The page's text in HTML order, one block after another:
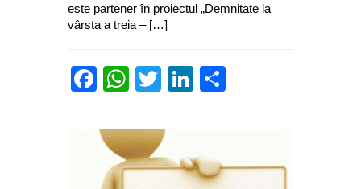
este partener în proiectul „Demnitate la
vârsta a treia – […]
Facebook
WhatsApp
TwitterLinkedIn